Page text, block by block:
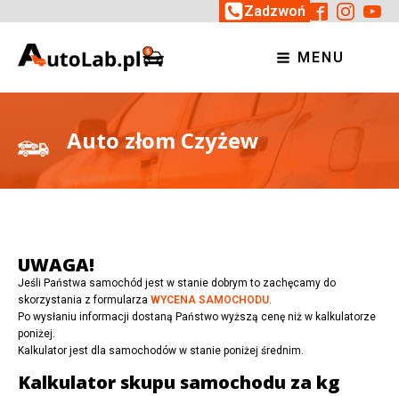
Zadzwoń
MENU
Auto złom Czyżew
UWAGA!
Jeśli Państwa samochód jest w stanie dobrym to zachęcamy do
skorzystania z formularza WYCENA SAMOCHODU.
Po wysłaniu informacji dostaną Państwo wyższą cenę niż w kalkulatorze
poniżej.
Kalkulator jest dla samochodów w stanie poniżej średnim.
Kalkulator skupu samochodu za kg